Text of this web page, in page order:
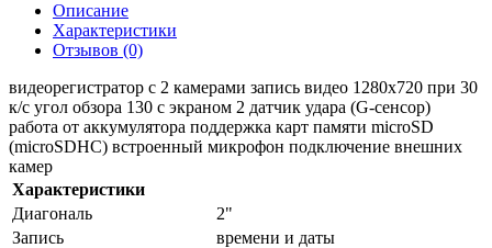
Описание
Характеристики
Отзывов (0)
видеорегистратор с 2 камерами запись видео 1280x720 при 30
к/с угол обзора 130 с экраном 2 датчик удара (G-сенсор)
работа от аккумулятора поддержка карт памяти microSD
(microSDHC) встроенный микрофон подключение внешних
камер
Характеристики
Диагональ
2"
Запись
времени и даты